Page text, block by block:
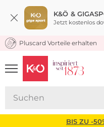
K&Ö &
Jetzt kostenlos
KOSTENLOSER
Pluscard Vorteile erhalten
UNSERE APP
CLICK &
BIS ZU -